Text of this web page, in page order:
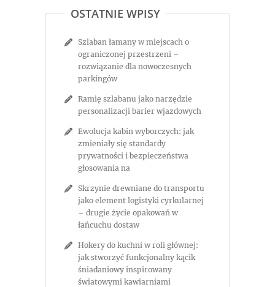
OSTATNIE WPISY
Szlaban łamany w miejscach o
ograniczonej przestrzeni –
rozwiązanie dla nowoczesnych
parkingów
Ramię szlabanu jako narzędzie
personalizacji barier wjazdowych
Ewolucja kabin wyborczych: jak
zmieniały się standardy
prywatności i bezpieczeństwa
głosowania na
Skrzynie drewniane do transportu
jako element logistyki cyrkularnej
– drugie życie opakowań w
łańcuchu dostaw
Hokery do kuchni w roli głównej:
jak stworzyć funkcjonalny kącik
śniadaniowy inspirowany
światowymi kawiarniami